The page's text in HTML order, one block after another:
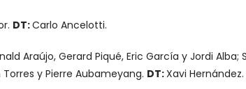
DT:Carlo Ancelotti.
Araújo, Gerard Piqué, Eric García y Jordi Alba;
y Pierre Aubameyang. DT:Xavi Hernández.